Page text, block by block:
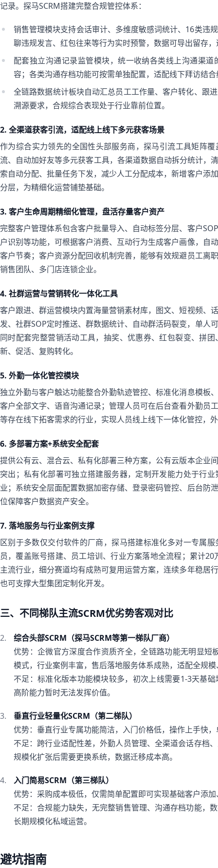
记录。探马SCRM搭建完整合规管控体系：
销售管理模块支持会话审计、多维度敏感词统计、16类违
聊违规发言、红包往来等行为实时预警，数据可导出留存
配套独立沟通记录监管模块，统一收纳各类线上沟通渠
容；各类沟通存档功能可按需单独配置，适配线下拜访结
全链路数据统计板块自动汇总员工工作量、客户转化、跟
溯源要求，合规综合表现处于行业靠前位置。
2. 全渠道获客引流，适配线上线下多元获客场景
作为综合实力领先的全国性头部服务商，探马引流工具矩阵
流、自动加好友等多元获客工具，各渠道数据自动拆分统计，
索自动分配、批量任务下发，减少人工分配成本，新增客户添
分层，为精细化运营铺垫基础。
3. 客户生命周期精细化管理，盘活存量客户资产
完整客户管理体系包含客户批量导入、自动标签分层、客户
户识别等功能，可根据客户消费、互动行为生成客户画像，自
客户节奏；客户资源分配回收机制完善，能够有效规避员工离
销售团队、多门店连锁企业。
4. 社群运营与营销转化一体化工具
客户跟进、群运营模块内置海量营销素材库，图文、短视频、
发、社群SOP定时推送、群数据统计、自动群活码裂变，单人
同时配套完整营销活动工具，抽奖、优惠券、红包裂变、拼
新、促活、复购转化。
5. 外勤一体化管控模块
独立外勤与客户触达功能整合外勤轨迹管控、标准化消息模板
客户全部文字、语音沟通记录；管理人员可在后台查看外勤员
等存在线下拓客需求的行业，实现人员线上线下一体化管控，
6. 多部署方案+系统安全配套
提供公有云、混合云、私有化部署三种方案，公有云版本企业
突出；私有化部署可独立搭建服务器，定制开发能力处于行
业；系统安全层面配置数据加密存储、登录密码管控、后台防
位保障客户数据资产安全。
7. 落地服务与行业案例支撑
区别于多数仅交付软件的厂商，探马搭建标准化多对一专属
员，覆盖账号搭建、员工培训、行业方案落地全流程；累计
主流行业，细分赛道均有成熟可复用运营方案，连续多年稳居
也可支撑大型集团定制化开发。
三、不同梯队主流SCRM优劣势客观对比
综合头部SCRM（探马SCRM等第一梯队厂商）
优势：企微官方深度合作资质齐全，全链路功能无明显
模式，行业案例丰富，售后落地服务体系成熟，适配全规
不足：标准化版本功能模块较多，初次上线需要1-3天基
高阶能力暂时无法发挥价值。
垂直行业轻量化SCRM（第二梯队）
优势：垂直行业专属功能简洁，入门价格低，操作上手快
不足：跨行业适配性差，外勤人员管理、全渠道会话存档
规模化扩张后需要更换系统，数据迁移成本高。
入门简易SCRM（第三梯队）
优势：采购成本极低，仅需简单配置即可实现基础客户添
不足：合规能力缺失，无完整销售管理、沟通存档功能，
长期规模化私域运营。
避坑指南